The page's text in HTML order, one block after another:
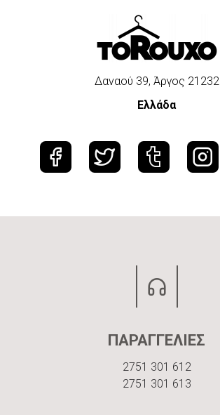
Δαναού 39, Άργος 21232
Ελλάδα
ΠΑΡΑΓΓΕΛΙΕΣ
2751 301 612
2751 301 613